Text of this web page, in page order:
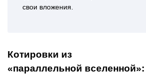
свои вложения.
Котировки из
«параллельной вселенной»: